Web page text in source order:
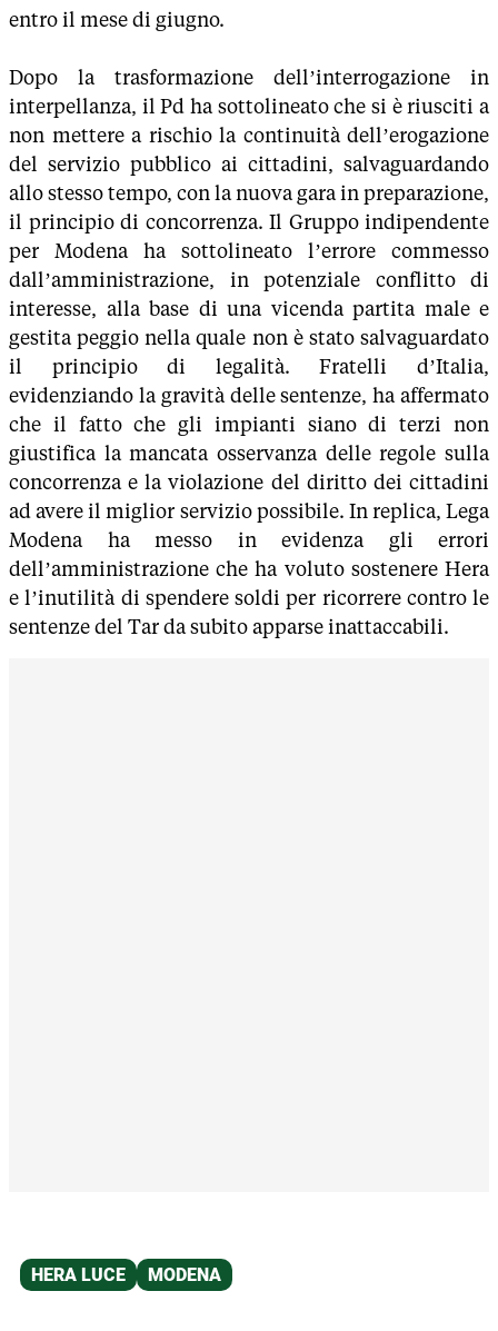
entro il mese di giugno.
Dopo la trasformazione dell’interrogazione in
interpellanza, il Pd ha sottolineato che si è riusciti a
non mettere a rischio la continuità dell’erogazione
del servizio pubblico ai cittadini, salvaguardando
allo stesso tempo, con la nuova gara in preparazione,
il principio di concorrenza. Il Gruppo indipendente
per Modena ha sottolineato l’errore commesso
dall’amministrazione, in potenziale conflitto di
interesse, alla base di una vicenda partita male e
gestita peggio nella quale non è stato salvaguardato
il principio di legalità. Fratelli d’Italia,
evidenziando la gravità delle sentenze, ha affermato
che il fatto che gli impianti siano di terzi non
giustifica la mancata osservanza delle regole sulla
concorrenza e la violazione del diritto dei cittadini
ad avere il miglior servizio possibile. In replica, Lega
Modena ha messo in evidenza gli errori
dell’amministrazione che ha voluto sostenere Hera
e l’inutilità di spendere soldi per ricorrere contro le
sentenze del Tar da subito apparse inattaccabili.